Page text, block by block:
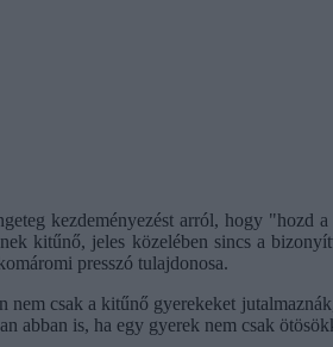
kezdeményezést arról, hogy
kitűnő, jeles közelében sincs a
presszó tulajdonosa.
csak a kitűnő gyerekeket
abban is, ha egy gyerek nem csak